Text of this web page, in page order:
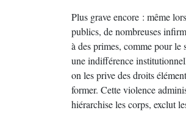
Plus grave encore : même
publics, de nombreuses
à des primes, comme pour
une indifférence
on les prive des droits
former. Cette violence
hiérarchise les corps, exclut